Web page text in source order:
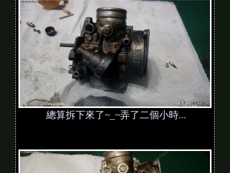
總算拆下來了~_~弄了二個小時...